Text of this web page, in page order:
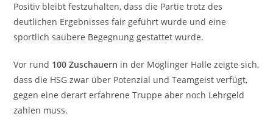
Positiv bleibt festzuhalten, dass die Partie trotz des
deutlichen Ergebnisses fair geführt wurde und eine
sportlich saubere Begegnung gestattet wurde.
Vor rund 100 Zuschauern in der Möglinger Halle zeigte sich,
dass die HSG zwar über Potenzial und Teamgeist verfügt,
gegen eine derart erfahrene Truppe aber noch Lehrgeld
zahlen muss.